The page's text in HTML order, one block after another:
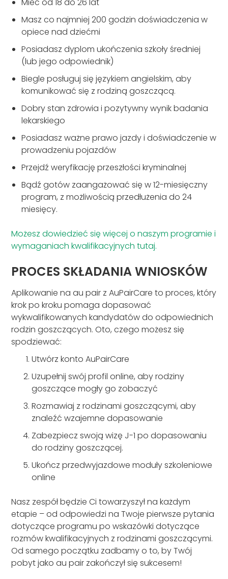
Masz co najmniej 200 godzin doświadczenia w
opiece nad dziećmi
Posiadasz dyplom ukończenia szkoły średniej
(lub jego odpowiednik)
Biegle posługuj się językiem angielskim, aby
komunikować się z rodziną goszczącą.
Dobry stan zdrowia i pozytywny wynik badania
lekarskiego
Posiadasz ważne prawo jazdy i doświadczenie w
prowadzeniu pojazdów
Przejdź weryfikację przeszłości kryminalnej
Bądź gotów zaangażować się w 12-miesięczny
program, z możliwością przedłużenia do 24
miesięcy.
Możesz dowiedzieć się więcej o naszym programie i
wymaganiach kwalifikacyjnych tutaj.
PROCES SKŁADANIA WNIOSKÓW
Aplikowanie na au pair z AuPairCare to proces, który
krok po kroku pomaga dopasować
wykwalifikowanych kandydatów do odpowiednich
rodzin goszczących. Oto, czego możesz się
spodziewać:
Utwórz konto AuPairCare
Uzupełnij swój profil online, aby rodziny
goszczące mogły go zobaczyć
Rozmawiaj z rodzinami goszczącymi, aby
znaleźć wzajemne dopasowanie
Zabezpiecz swoją wizę J-1 po dopasowaniu
do rodziny goszczącej.
Ukończ przedwyjazdowe moduły szkoleniowe
online
Nasz zespół będzie Ci towarzyszył na każdym
etapie – od odpowiedzi na Twoje pierwsze pytania
dotyczące programu po wskazówki dotyczące
rozmów kwalifikacyjnych z rodzinami goszczącymi.
Od samego początku zadbamy o to, by Twój
pobyt jako au pair zakończył się sukcesem!